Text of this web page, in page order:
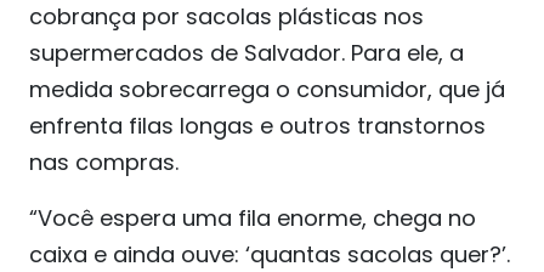
cobrança por sacolas plásticas nos
supermercados de Salvador. Para ele, a
medida sobrecarrega o consumidor, que já
enfrenta filas longas e outros transtornos
nas compras.
“Você espera uma fila enorme, chega no
caixa e ainda ouve: ‘quantas sacolas quer?’.